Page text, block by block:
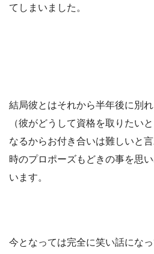
てしまいました。
結局彼とはそれから半年後に別
（彼がどうして資格を取りたい
なるからお付き合いは難しいと
時のプロポーズもどきの事を思
います。
今となっては完全に笑い話にな